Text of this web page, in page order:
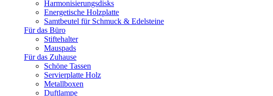
Harmonisierungsdisks
Energetische Holzplatte
Samtbeutel für Schmuck & Edelsteine
Für das Büro
Stiftehalter
Mauspads
Für das Zuhause
Schöne Tassen
Servierplatte Holz
Metallboxen
Duftlampe